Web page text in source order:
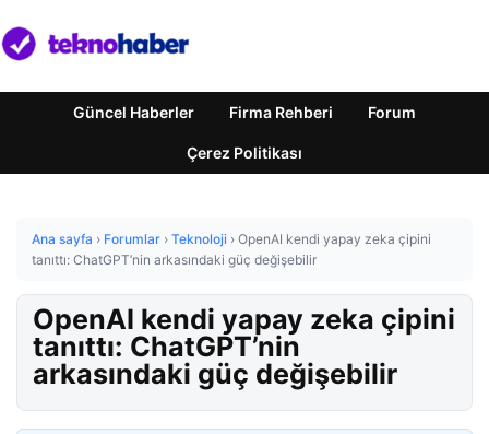
Güncel Haberler Firma Rehberi Forum
Çerez Politikası
Ana sayfa › Forumlar › Teknoloji › OpenAI kendi yapay zeka çipini
tanıttı: ChatGPT’nin arkasındaki güç değişebilir
OpenAI kendi yapay zeka çipini
tanıttı: ChatGPT’nin
arkasındaki güç değişebilir